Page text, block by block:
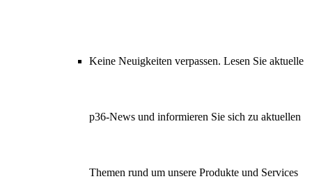
Keine Neuigkeiten verpassen. Lesen Sie aktuelle
p36-News und informieren Sie sich zu aktuellen
Themen rund um unsere Produkte und Services